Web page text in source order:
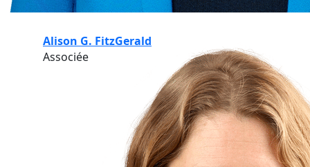
Alison G. FitzGerald
Associée